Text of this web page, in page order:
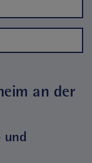
an der
und